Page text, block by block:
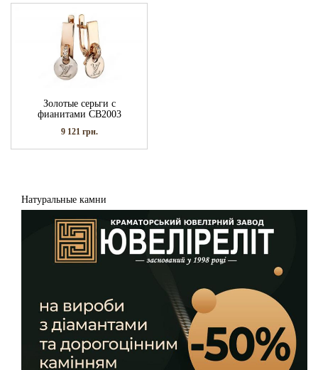
Золотые серьги с
фианитами СВ2003
9 121 грн.
Натуральные камни